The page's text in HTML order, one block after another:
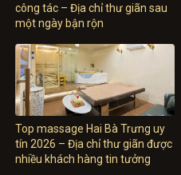
công tác – Địa chỉ thư giãn sau
một ngày bận rộn
Top massage Hai Bà Trưng uy
tín 2026 – Địa chỉ thư giãn được
nhiều khách hàng tin tưởng